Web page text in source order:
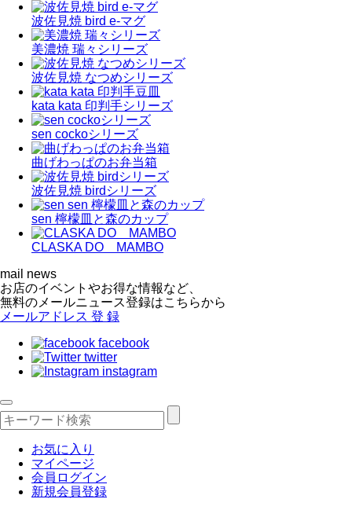
波佐見焼 bird e-マグ
美濃焼 瑞々シリーズ
波佐見焼 なつめシリーズ
kata kata 印判手シリーズ
sen cockoシリーズ
曲げわっぱのお弁当箱
波佐見焼 birdシリーズ
sen 檸檬皿と森のカップ
CLASKA DO MAMBO
mail news
お店のイベントやお得な情報など、
無料のメールニュース登録はこちらから
メールアドレス 登 録
facebook
twitter
instagram
お気に入り
マイページ
会員ログイン
新規会員登録